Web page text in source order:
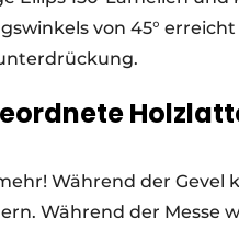
von 45°
Während der Gevel
Während der Messe